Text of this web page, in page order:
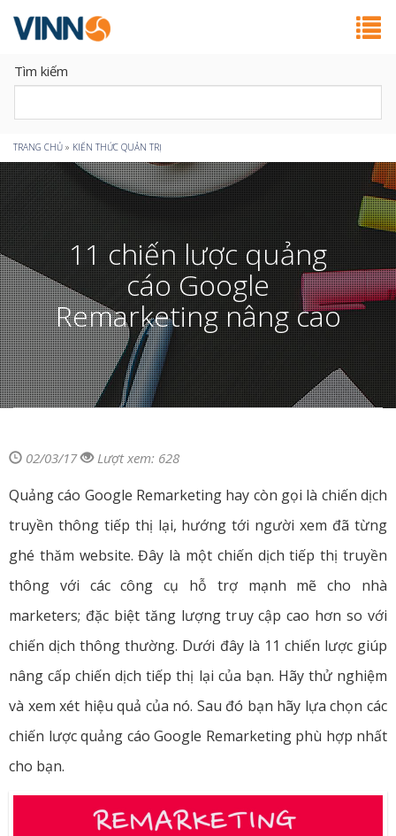
Tìm kiếm
Bạn
đang
ở
đây
TRANG CHỦ » KIẾN THỨC QUẢN TRỊ
11 chiến lược quảng
cáo Google
Remarketing nâng cao
02/03/17 Lượt xem: 628
Quảng cáo Google Remarketing hay còn gọi là chiến dịch
truyền thông tiếp thị lại, hướng tới người xem đã từng
ghé thăm website. Đây là một chiến dịch tiếp thị truyền
thông với các công cụ hỗ trợ mạnh mẽ cho nhà
marketers; đặc biệt tăng lượng truy cập cao hơn so với
chiến dịch thông thường. Dưới đây là 11 chiến lược giúp
nâng cấp chiến dịch tiếp thị lại của bạn. Hãy thử nghiệm
và xem xét hiệu quả của nó. Sau đó bạn hãy lựa chọn các
chiến lược quảng cáo Google Remarketing phù hợp nhất
cho bạn.